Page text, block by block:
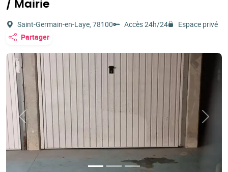
/ Mairie
Saint-Germain-en-Laye, 78100 Accès 24h/24
Espace privé
Partager
Précédent